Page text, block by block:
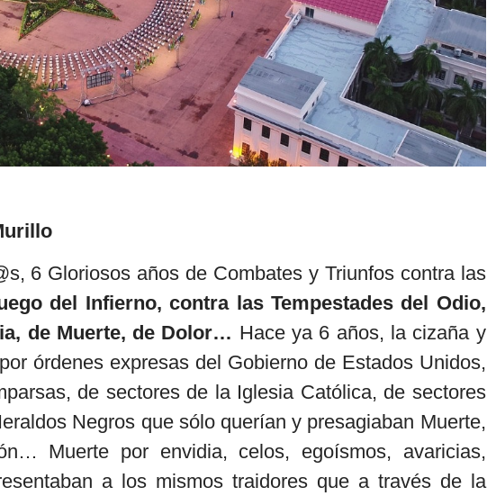
6 Gloriosos años de Combates y Triunfos contra las
del Infierno, contra las Tempestades del Odio,
de Muerte, de Dolor… Hace ya 6 años, la cizaña y
órdenes expresas del Gobierno de Estados Unidos,
de sectores de la Iglesia Católica, de sectores
Negros que sólo querían y presagiaban Muerte,
Muerte por envidia, celos, egoísmos, avaricias,
a los mismos traidores que a través de la